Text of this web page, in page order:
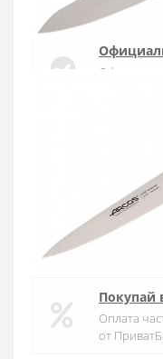
Быстрая
Доставка
10 лет
Покупай
Оплата
от